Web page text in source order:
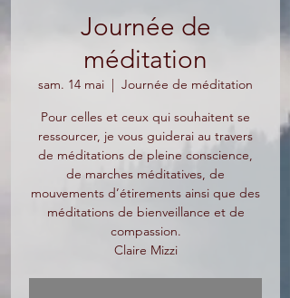
Journée de
méditation
sam. 14 mai
  |
Journée de méditation
Pour celles et ceux qui souhaitent se
ressourcer, je vous guiderai au travers
de méditations de pleine conscience,
de marches méditatives, de
mouvements d’étirements ainsi que des
méditations de bienveillance et de
compassion.
Claire Mizzi